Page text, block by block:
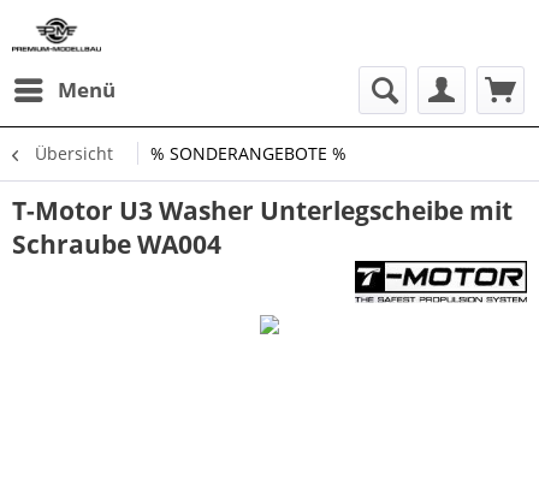
Menü
Übersicht % SONDERANGEBOTE %
T-Motor U3 Washer Unterlegscheibe mit
Schraube WA004